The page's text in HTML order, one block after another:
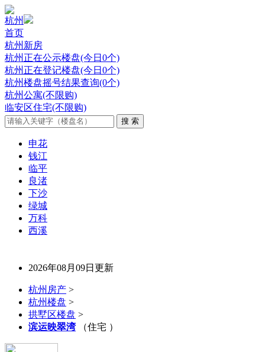
杭州
首页
杭州新房
杭州正在公示楼盘(今日0个)
杭州正在登记楼盘(今日0个)
杭州楼盘摇号结果查询(0个)
杭州公寓(不限购)
临安区住宅(不限购)
申花
钱江
临平
良渚
下沙
绿城
万科
西溪
2026年08月09日更新
杭州房产 >
杭州楼盘 >
拱墅区楼盘 >
滨运映翠湾（住宅 ）